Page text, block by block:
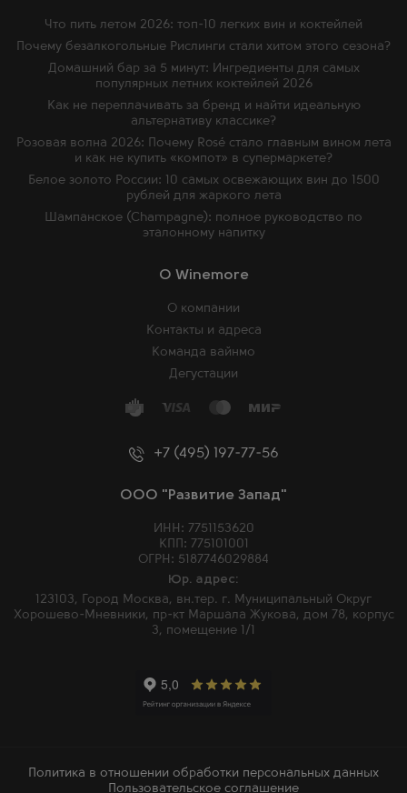
+7 (495) 197-77-56
ООО "Развитие Запад"
ИНН: 7751153620
КПП: 775101001
ОГРН: 5187746029884
Юр. адрес:
123103, Город Москва, вн.тер. г. Муниципальный Округ
Хорошево-Мневники, пр-кт Маршала Жукова, дом 78, корпус
3, помещение 1/1
O Winemore
О компании
Контакты и адреса
Команда вайнмо
Дегустации
Что пить летом 2026: топ-10 легких вин и коктейлей
Почему безалкогольные Рислинги стали хитом этого сезона?
Домашний бар за 5 минут: Ингредиенты для самых
популярных летних коктейлей 2026
Как не переплачивать за бренд и найти идеальную
альтернативу классике?
Розовая волна 2026: Почему Rosé стало главным вином лета
и как не купить «компот» в супермаркете?
Белое золото России: 10 самых освежающих вин до 1500
рублей для жаркого лета
Шампанское (Champagne): полное руководство по
эталонному напитку
Политика в отношении обработки персональных данных
Пользовательское соглашение